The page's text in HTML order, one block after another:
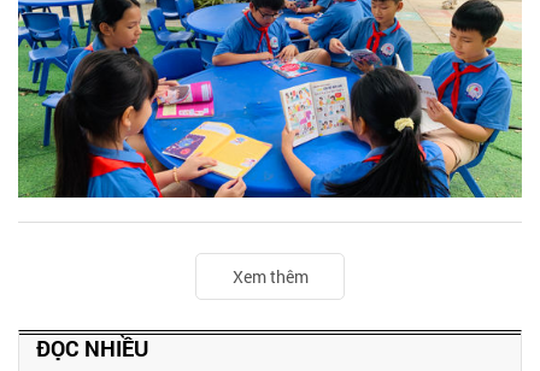
Xem thêm
ĐỌC NHIỀU